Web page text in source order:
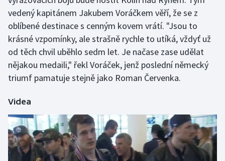
Parasport
Plavání
Plážový volejbal
Rychlobruslení
Rychlostní kanoistika
vedený kapitánem Jakubem Voráčkem věří, že se z
oblíbené destinace s cenným kovem vrátí. "Jsou to
krásné vzpomínky, ale strašně rychle to utíká, vždyť už
od těch chvil uběhlo sedm let. Je načase zase udělat
nějakou medaili," řekl Voráček, jenž poslední německý
triumf pamatuje stejně jako Roman Červenka.
Videa